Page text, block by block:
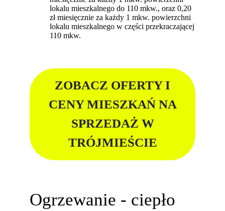
lokalu mieszkalnego do 110 mkw., oraz 0,20
zł miesięcznie za każdy 1 mkw. powierzchni
lokalu mieszkalnego w części przekraczającej
110 mkw.
ZOBACZ OFERTY I
CENY MIESZKAŃ NA
SPRZEDAŻ W
TRÓJMIEŚCIE
Ogrzewanie - ciepło